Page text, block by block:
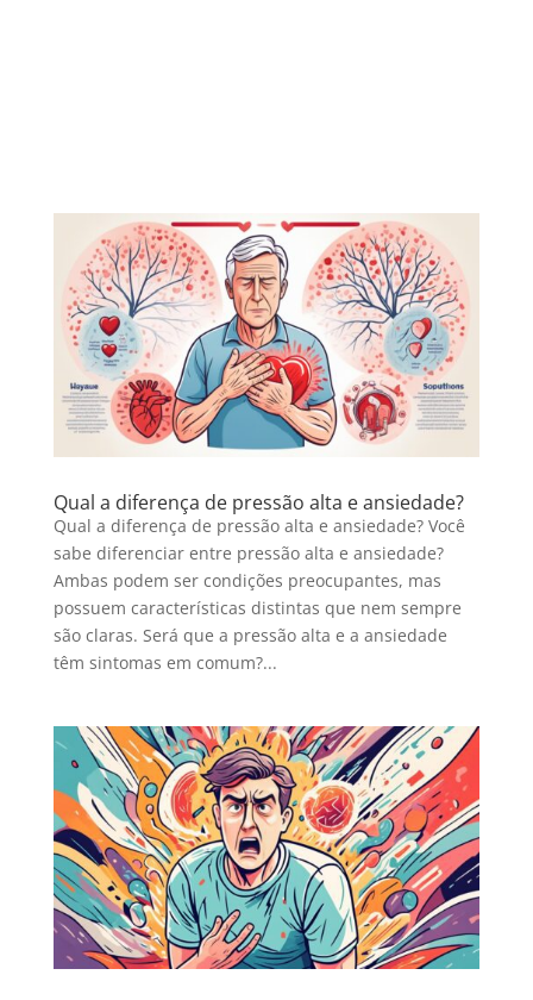
Qual a diferença de pressão alta e ansiedade?
Qual a diferença de pressão alta e ansiedade? Você
sabe diferenciar entre pressão alta e ansiedade?
Ambas podem ser condições preocupantes, mas
possuem características distintas que nem sempre
são claras. Será que a pressão alta e a ansiedade
têm sintomas em comum?...